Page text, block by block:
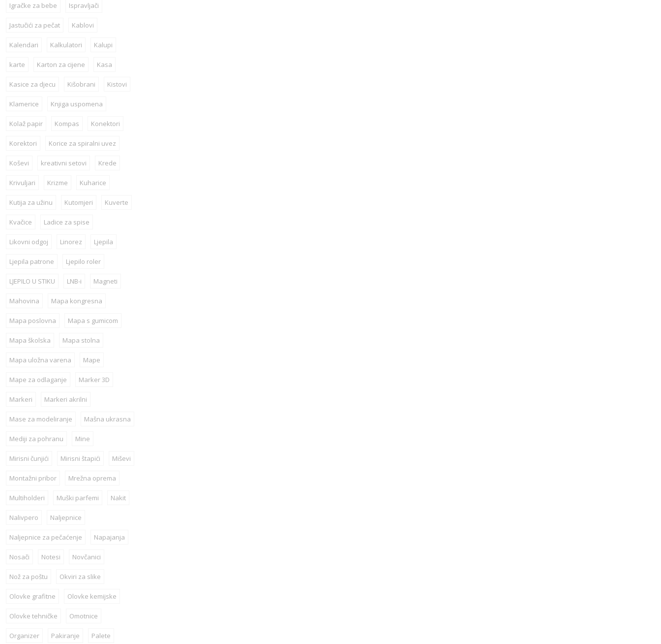
Igračke za bebe Ispravljači
Jastučići za pečat Kablovi
Kalendari Kalkulatori Kalupi
karte Karton za cijene Kasa
Kasice za djecu Kišobrani Kistovi
Klamerice Knjiga uspomena
Kolaž papir Kompas Konektori
Korektori Korice za spiralni uvez
Koševi kreativni setovi Krede
Krivuljari Krizme Kuharice
Kutija za užinu Kutomjeri Kuverte
Kvačice Ladice za spise
Likovni odgoj Linorez Ljepila
Ljepila patrone Ljepilo roler
LJEPILO U STIKU LNB-i Magneti
Mahovina Mapa kongresna
Mapa poslovna Mapa s gumicom
Mapa školska Mapa stolna
Mapa uložna varena Mape
Mape za odlaganje Marker 3D
Markeri Markeri akrilni
Mase za modeliranje Mašna ukrasna
Mediji za pohranu Mine
Mirisni čunjići Mirisni štapići Miševi
Montažni pribor Mrežna oprema
Multiholderi Muški parfemi Nakit
Nalivpero Naljepnice
Naljepnice za pečaćenje Napajanja
Nosači Notesi Novčanici
Nož za poštu Okviri za slike
Olovke grafitne Olovke kemijske
Olovke tehničke Omotnice
Organizer Pakiranje Palete